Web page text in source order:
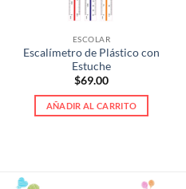
ESCOLAR
Escalímetro de Plástico con
Estuche
$69.00
AÑADIR AL CARRITO